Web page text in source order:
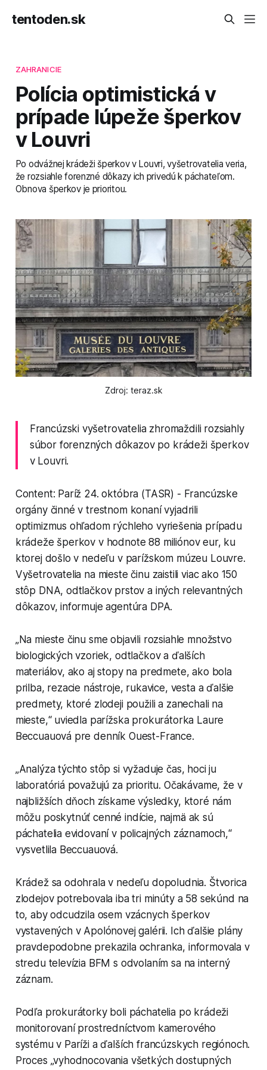
tentoden.sk
ZAHRANICIE
Polícia optimistická v
prípade lúpeže šperkov
v Louvri
Po odvážnej krádeži šperkov v Louvri, vyšetrovatelia veria,
že rozsiahle forenzné dôkazy ich privedú k páchateľom.
Obnova šperkov je prioritou.
Zdroj: teraz.sk
Francúzski vyšetrovatelia zhromaždili rozsiahly
súbor forenzných dôkazov po krádeži šperkov
v Louvri.
Content: Paríž 24. októbra (TASR) - Francúzske
orgány činné v trestnom konaní vyjadrili
optimizmus ohľadom rýchleho vyriešenia prípadu
krádeže šperkov v hodnote 88 miliónov eur, ku
ktorej došlo v nedeľu v parížskom múzeu Louvre.
Vyšetrovatelia na mieste činu zaistili viac ako 150
stôp DNA, odtlačkov prstov a iných relevantných
dôkazov, informuje agentúra DPA.
„Na mieste činu sme objavili rozsiahle množstvo
biologických vzoriek, odtlačkov a ďalších
materiálov, ako aj stopy na predmete, ako bola
prilba, rezacie nástroje, rukavice, vesta a ďalšie
predmety, ktoré zlodeji použili a zanechali na
mieste,“ uviedla parížska prokurátorka Laure
Beccuauová pre denník Ouest-France.
„Analýza týchto stôp si vyžaduje čas, hoci ju
laboratóriá považujú za prioritu. Očakávame, že v
najbližších dňoch získame výsledky, ktoré nám
môžu poskytnúť cenné indície, najmä ak sú
páchatelia evidovaní v policajných záznamoch,“
vysvetlila Beccuauová.
Krádež sa odohrala v nedeľu dopoludnia. Štvorica
zlodejov potrebovala iba tri minúty a 58 sekúnd na
to, aby odcudzila osem vzácnych šperkov
vystavených v Apolónovej galérii. Ich ďalšie plány
pravdepodobne prekazila ochranka, informovala v
stredu televízia BFM s odvolaním sa na interný
záznam.
Podľa prokurátorky boli páchatelia po krádeži
monitorovaní prostredníctvom kamerového
systému v Paríži a ďalších francúzskych regiónoch.
Proces „vyhodnocovania všetkých dostupných